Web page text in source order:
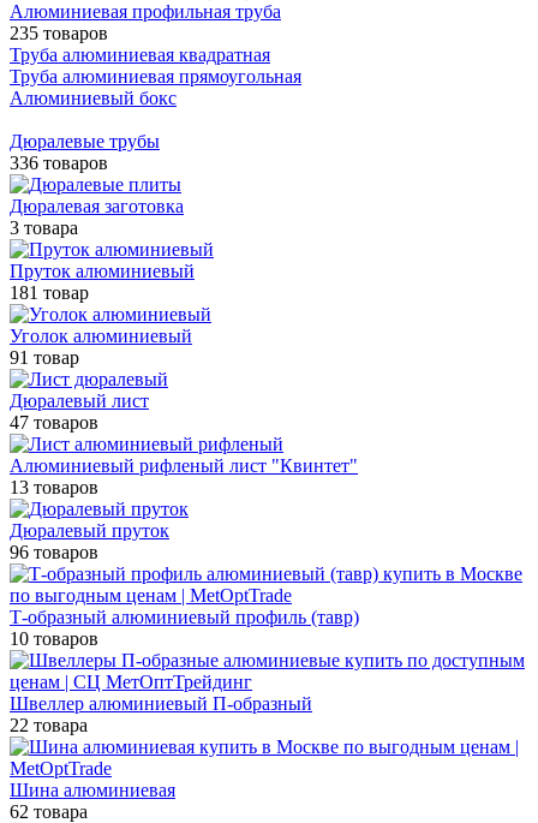
Алюминиевая профильная труба
235 товаров
Труба алюминиевая квадратная
Труба алюминиевая прямоугольная
Алюминиевый бокс
Дюралевые трубы
336 товаров
Дюралевая заготовка
3 товара
Пруток алюминиевый
181 товар
Уголок алюминиевый
91 товар
Дюралевый лист
47 товаров
Алюминиевый рифленый лист "Квинтет"
13 товаров
Дюралевый пруток
96 товаров
Т-образный алюминиевый профиль (тавр)
10 товаров
Швеллер алюминиевый П-образный
22 товара
Шина алюминиевая
62 товара